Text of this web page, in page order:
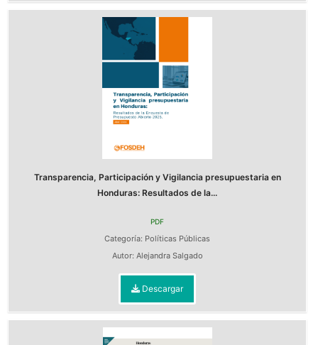
Transparencia, Participación y Vigilancia presupuestaria en
Honduras: Resultados de la...
PDF
Categoría: Políticas Públicas
Autor: Alejandra Salgado
Descargar